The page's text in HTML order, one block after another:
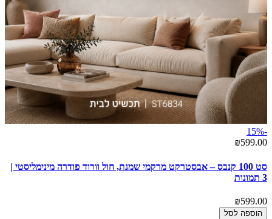
-15%
₪599.00
סט 100 קנבס – אבסטרקט מרקמי שמנת, חול וורוד פודרה מינימליסטי |
3 תמונות
₪599.00
הוספה לסל